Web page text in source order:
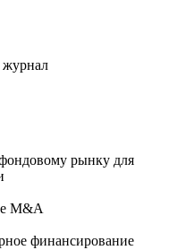
журнал
рынку для
M&A
финансирование